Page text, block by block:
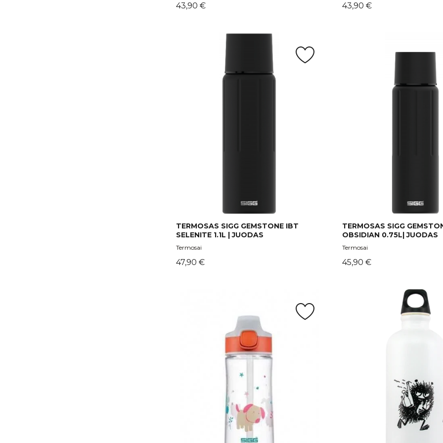
Kaina
43,90 € Kaina
43,90 €
TERMOSAS SIGG GEMSTONE IBT
SELENITE 1.1L | JUODAS
Termosai
Kaina
47,90 €
TERMOSAS SIGG
OBSIDIAN 0.75L| JUODAS
Termosai
Kaina
45,90 €